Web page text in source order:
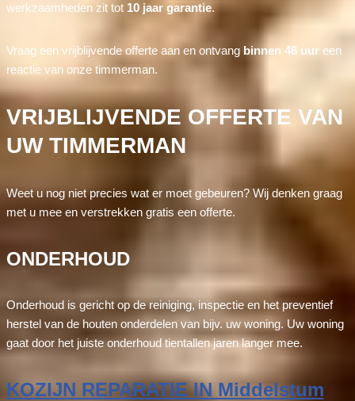
werkzaamheden zit tot 10 jaar garantie.
Vraag een vrijblijvende offerte aan en ontvang binnen 48 uureen
reactie van onze timmerman.
VRIJBLIJVENDE OFFERTE VAN
UW TIMMERMAN
Weet u nog niet precies wat er moet gebeuren? Wij denken graag
met u mee en verstrekken gratis een offerte.
ONDERHOUD
Onderhoud is gericht op de reiniging, inspectie en het preventief
herstel van de houten onderdelen van bijv. uw woning. Uw woning
gaat door het juiste onderhoud tientallen jaren langer mee.
KOZIJN REPARATIE IN Middelstum